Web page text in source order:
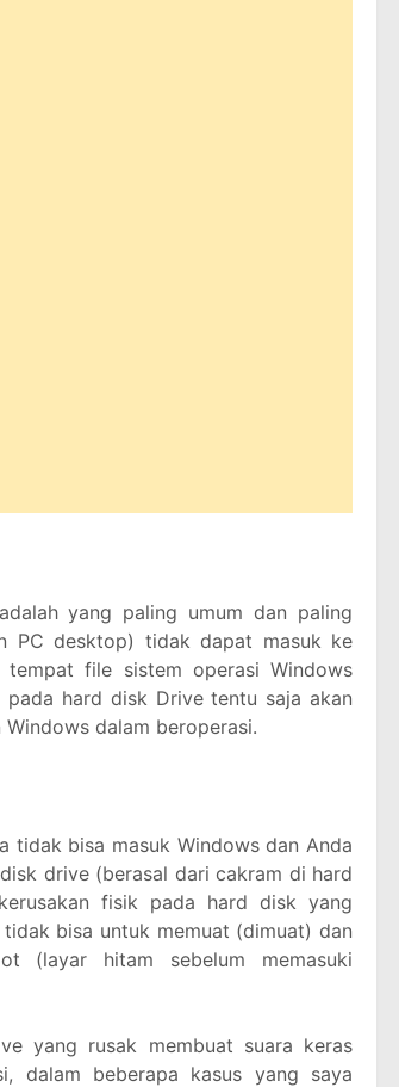
yang paling umum dan paling
PC desktop) tidak dapat masuk ke
file sistem operasi Windows
hard disk Drive tentu saja akan
dalam beroperasi.
tidak bisa masuk Windows dan Anda
drive (berasal dari cakram di hard
fisik pada hard disk yang
bisa untuk memuat (dimuat) dan
(layar hitam sebelum memasuki
yang rusak membuat suara keras
dalam beberapa kasus yang saya